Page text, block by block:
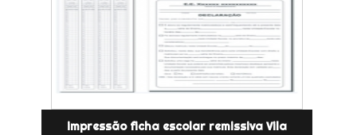
impressão ficha escolar remissiva Vila